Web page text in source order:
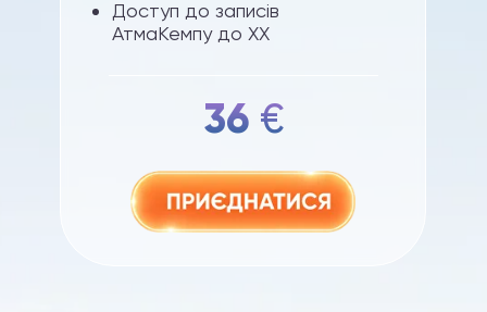
Доступ до записів
АтмаКемпу до ХХ
36 €